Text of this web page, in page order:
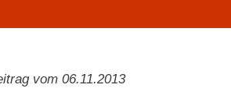
vom 06.11.2013